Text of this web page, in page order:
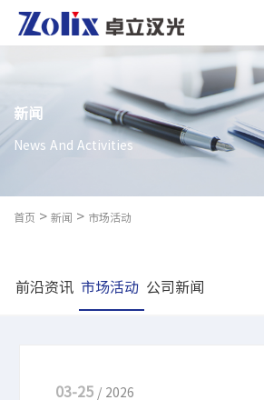
新闻
News And Activities
首页 > 新闻 > 市场活动
前沿资讯 市场活动 公司新闻
03-25 / 2026